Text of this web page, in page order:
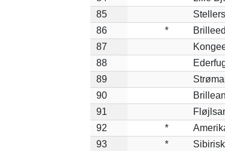
85
86
*
87
88
89
90
91
92
*
93
*